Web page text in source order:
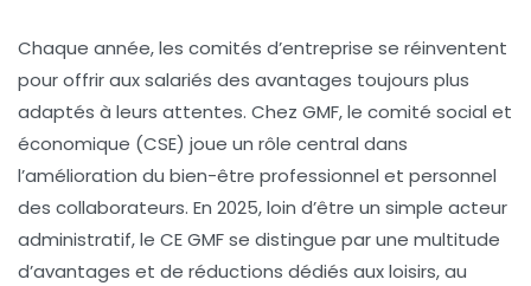
Chaque année, les comités d’entreprise se réinventent
pour offrir aux salariés des avantages toujours plus
adaptés à leurs attentes. Chez GMF, le comité social et
économique (CSE) joue un rôle central dans
l’amélioration du bien-être professionnel et personnel
des collaborateurs. En 2025, loin d’être un simple acteur
administratif, le CE GMF se distingue par une multitude
d’avantages et de réductions dédiés aux loisirs, au